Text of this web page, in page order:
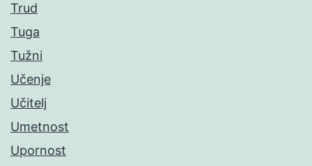
Trud
Tuga
Tužni
Učenje
Učitelj
Umetnost
Upornost